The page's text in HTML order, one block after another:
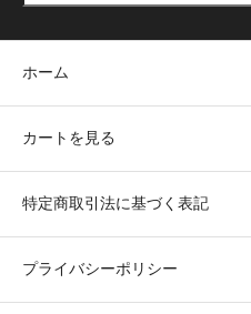
ホーム
カートを見る
特定商取引法に基づく表記
プライバシーポリシー